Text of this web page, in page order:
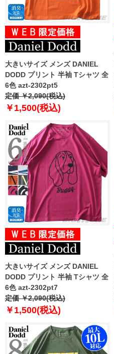
大きいサイズ メンズ DANIEL
DODD プリント 半袖 Tシャツ 全
6色 azt-2302pt5
定価 ￥2,090(税込)
￥1,500(税込)
大きいサイズ メンズ DANIEL
DODD プリント 半袖 Tシャツ 全
6色 azt-2302pt7
定価 ￥2,090(税込)
￥1,500(税込)